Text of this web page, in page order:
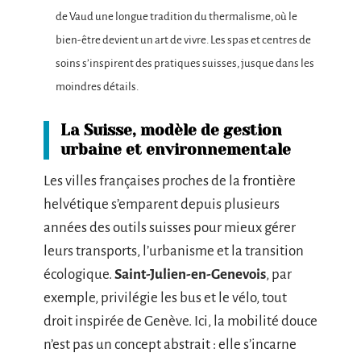
de Vaud une longue tradition du thermalisme, où le
bien-être devient un art de vivre. Les spas et centres de
soins s’inspirent des pratiques suisses, jusque dans les
moindres détails.
La Suisse, modèle de gestion
urbaine et environnementale
Les villes françaises proches de la frontière
helvétique s’emparent depuis plusieurs
années des outils suisses pour mieux gérer
leurs transports, l’urbanisme et la transition
écologique. Saint-Julien-en-Genevois, par
exemple, privilégie les bus et le vélo, tout
droit inspirée de Genève. Ici, la mobilité douce
n’est pas un concept abstrait : elle s’incarne